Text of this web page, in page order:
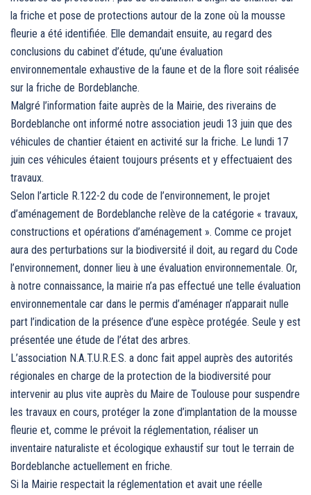
la friche et pose de protections autour de la zone où la mousse
fleurie a été identifiée. Elle demandait ensuite, au regard des
conclusions du cabinet d’étude, qu’une évaluation
environnementale exhaustive de la faune et de la flore soit réalisée
sur la friche de Bordeblanche.
Malgré l’information faite auprès de la Mairie, des riverains de
Bordeblanche ont informé notre association jeudi 13 juin que des
véhicules de chantier étaient en activité sur la friche. Le lundi 17
juin ces véhicules étaient toujours présents et y effectuaient des
travaux.
Selon l’article R.122-2 du code de l’environnement, le projet
d’aménagement de Bordeblanche relève de la catégorie « travaux,
constructions et opérations d’aménagement ». Comme ce projet
aura des perturbations sur la biodiversité il doit, au regard du Code
l’environnement, donner lieu à une évaluation environnementale. Or,
à notre connaissance, la mairie n’a pas effectué une telle évaluation
environnementale car dans le permis d’aménager n’apparait nulle
part l’indication de la présence d’une espèce protégée. Seule y est
présentée une étude de l’état des arbres.
L’association N.A.T.U.R.E.S. a donc fait appel auprès des autorités
régionales en charge de la protection de la biodiversité pour
intervenir au plus vite auprès du Maire de Toulouse pour suspendre
les travaux en cours, protéger la zone d’implantation de la mousse
fleurie et, comme le prévoit la réglementation, réaliser un
inventaire naturaliste et écologique exhaustif sur tout le terrain de
Bordeblanche actuellement en friche.
Si la Mairie respectait la réglementation et avait une réelle